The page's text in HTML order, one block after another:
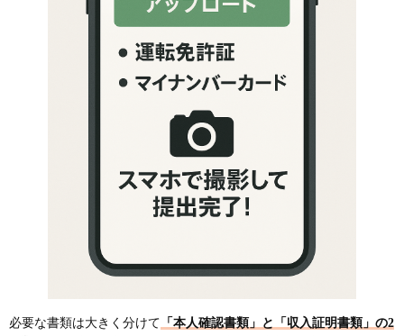
必要な書類は大きく分けて 「本人確認書類」と「収入証明書類」の2